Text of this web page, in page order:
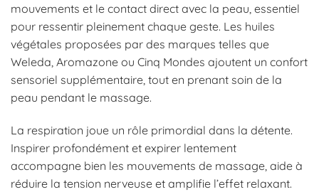
mouvements et le contact direct avec la peau, essentiel
pour ressentir pleinement chaque geste. Les huiles
végétales proposées par des marques telles que
Weleda, Aromazone ou Cinq Mondes ajoutent un confort
sensoriel supplémentaire, tout en prenant soin de la
peau pendant le massage.
La respiration joue un rôle primordial dans la détente.
Inspirer profondément et expirer lentement
accompagne bien les mouvements de massage, aide à
réduire la tension nerveuse et amplifie l’effet relaxant.